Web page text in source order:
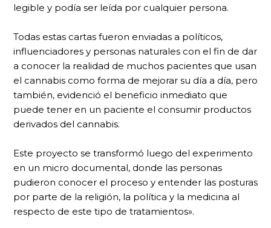
legible y podía ser leída por cualquier persona.
Todas estas cartas fueron enviadas a políticos,
influenciadores y personas naturales con el fin de dar
a conocer la realidad de muchos pacientes que usan
el cannabis como forma de mejorar su día a día, pero
también, evidenció el beneficio inmediato que
puede tener en un paciente el consumir productos
derivados del cannabis.
Este proyecto se transformó luego del experimento
en un micro documental, donde las personas
pudieron conocer el proceso y entender las posturas
por parte de la religión, la política y la medicina al
respecto de este tipo de tratamientos».